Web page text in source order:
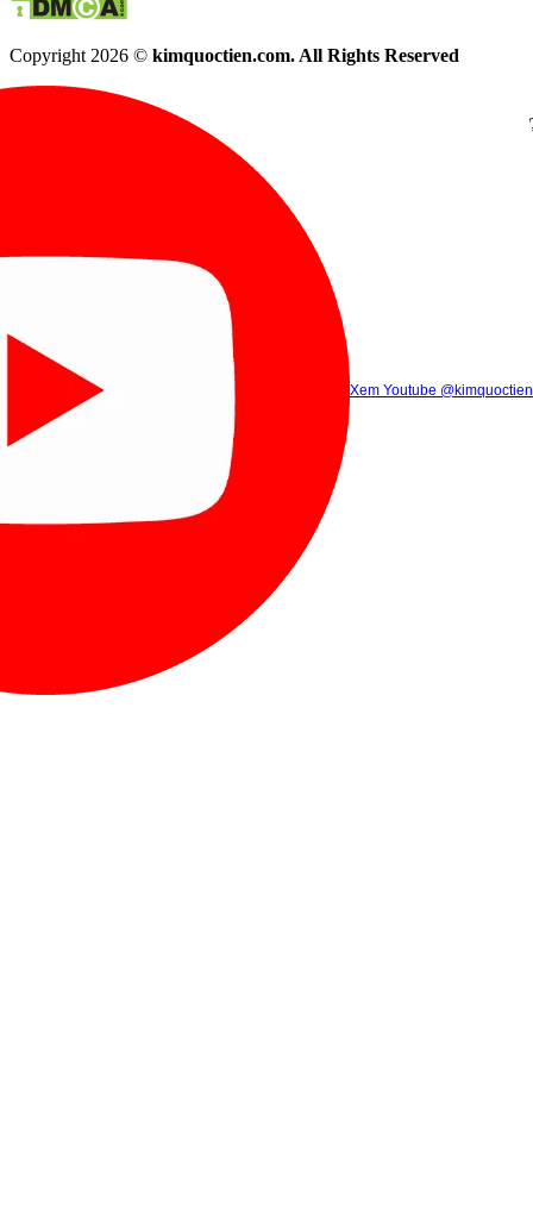
Copyright 2026 © kimquoctien.com. All Rights Reserved
Xem Tik Tok
(8h00 - 21h30)
(8h00 -
Gọi điện (8h00 - 21h30)
Xem Youtube @kimquoctien